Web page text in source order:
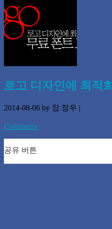
로고 디자인에 최적
2014-08-06 by 장 정우 |
Comments
공유 버튼